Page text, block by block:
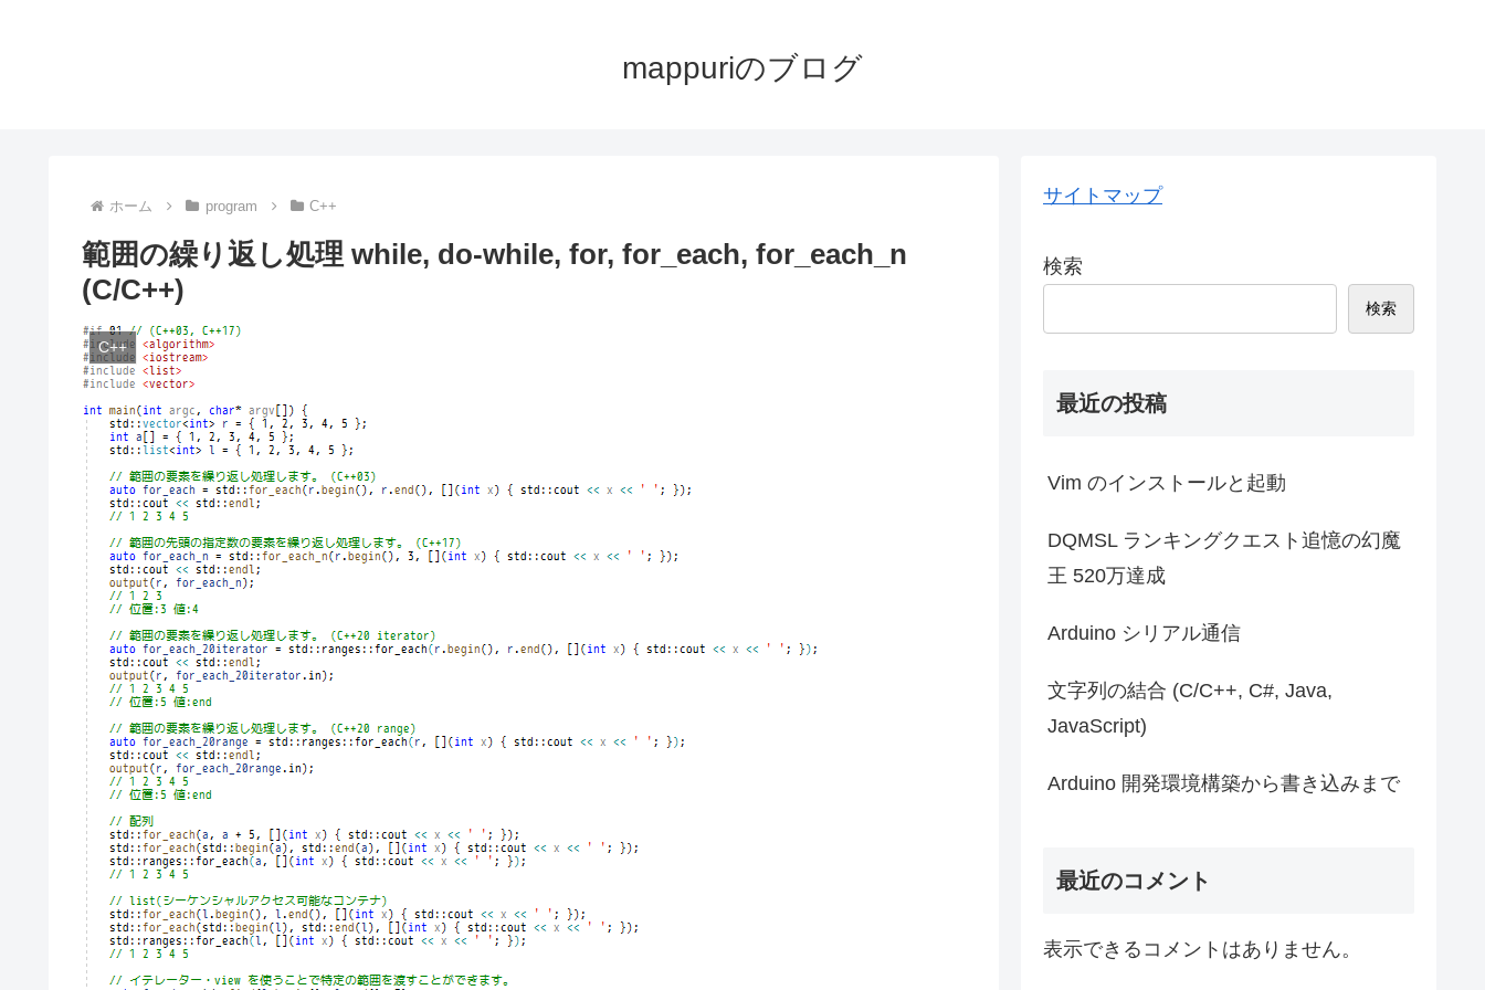
mappuriのブログ
ホーム program C++
範囲の繰り返し処理 while, do-while, for, for_each, for_each_n
(C/C++)
C++
サイトマップ
検索
検索
最近の投稿
Vim のインストールと起動
DQMSL ランキングクエスト追憶の幻魔
王 520万達成
Arduino シリアル通信
文字列の結合 (C/C++, C#, Java,
JavaScript)
Arduino 開発環境構築から書き込みまで
最近のコメント
表示できるコメントはありません。